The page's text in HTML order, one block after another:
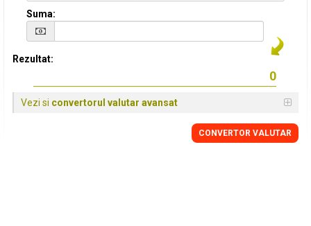
Suma:
Rezultat:
Vezi si convertorul valutar avansat
CONVERTOR VALUTAR